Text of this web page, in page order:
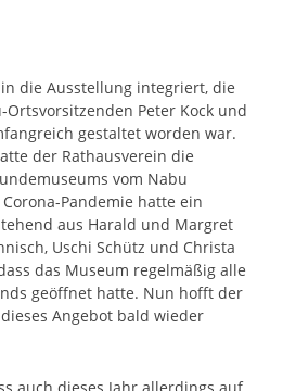
die Ausstellung integriert, die
Peter Kock und
gestaltet worden war.
der Rathausverein die
vom Nabu
Pandemie hatte ein
aus Harald und Margret
Uschi Schütz und Christa
das Museum regelmäßig alle
geöffnet hatte. Nun hofft der
Angebot bald wieder